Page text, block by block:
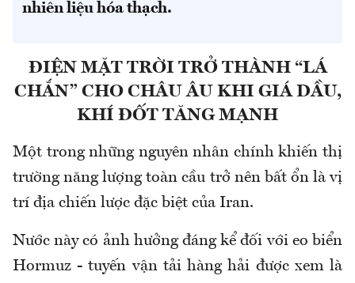
nhiên liệu hóa thạch.
ĐIỆN MẶT TRỜI TRỞ THÀNH “LÁ
CHẮN” CHO CHÂU ÂU KHI GIÁ DẦU,
KHÍ ĐỐT TĂNG MẠNH
Một trong những nguyên nhân chính khiến thị
trường năng lượng toàn cầu trở nên bất ổn là vị
trí địa chiến lược đặc biệt của Iran.
Nước này có ảnh hưởng đáng kể đối với eo biển
Hormuz - tuyến vận tải hàng hải được xem là